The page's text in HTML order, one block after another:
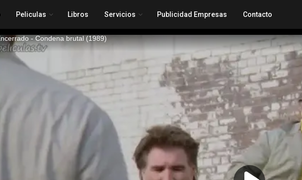
Peliculas Libros Servicios Publicidad Empresas Contacto